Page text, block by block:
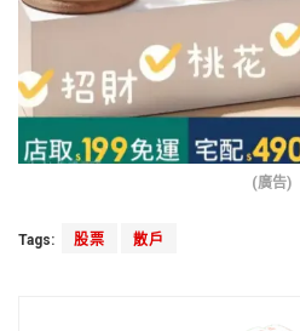
(廣告)
Tags: 股票 散戶